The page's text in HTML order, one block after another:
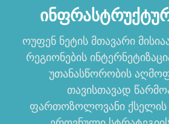
ოუფენ ნეტის მთავარი
რეგიონების
უთანასწორობის
თავისთავად
ფართოზოლოვანი ქსელის